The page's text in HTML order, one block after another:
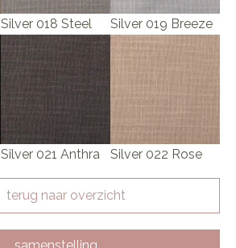
Silver 018 Steel Silver 019 Breeze
Silver 021 Anthra Silver 022 Rose
terug naar overzicht